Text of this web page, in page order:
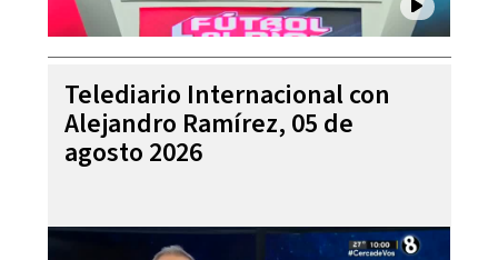
Telediario Internacional con
Alejandro Ramírez, 05 de
agosto 2026